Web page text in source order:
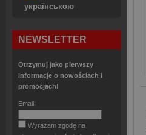
українською
NEWSLETTER
Otrzymuj jako pierwszy
informacje o nowościach i
promocjach!
Email:
Wyrażam zgodę na